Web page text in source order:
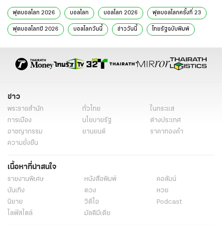
ฟุตบอลโลก 2026 บอลโลก บอลโลก 2026 ฟุตบอลโลกครั้งที่ 23
ฟุตบอลโลกปี 2026 บอลโลกวันนี้ ข่าววันนี้ ไทยรัฐฉบับพิมพ์
ข่าว
พระราชสำนัก ทั่วไทย
ในกระแส
การเมือง
นโยบายรัฐ
ต่างประเทศ
อาชญากรรม
ยานยนต์
ราคาทองคำ
ความยั่งยืน
เนื้อหาที่น่าสนใจ
รายงานพิเศษ หนังสือพิมพ์
คอลัมน์
บันเทิง
ดวง
หวย
นิยาย
วิดีโอ
Podcast
ไลฟ์สไตล์
มัลติมีเดีย